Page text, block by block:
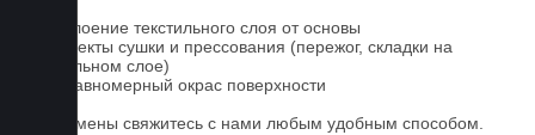
1. Отслоение текстильного слоя от основы
2. Дефекты сушки и прессования (пережог, складки на
текстильном слое)
3. Неравномерный окрас поверхности
Для замены свяжитесь с нами любым удобным способом.